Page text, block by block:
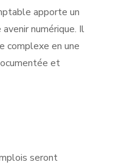
apporte un
numérique. Il
complexe en une
et
seront